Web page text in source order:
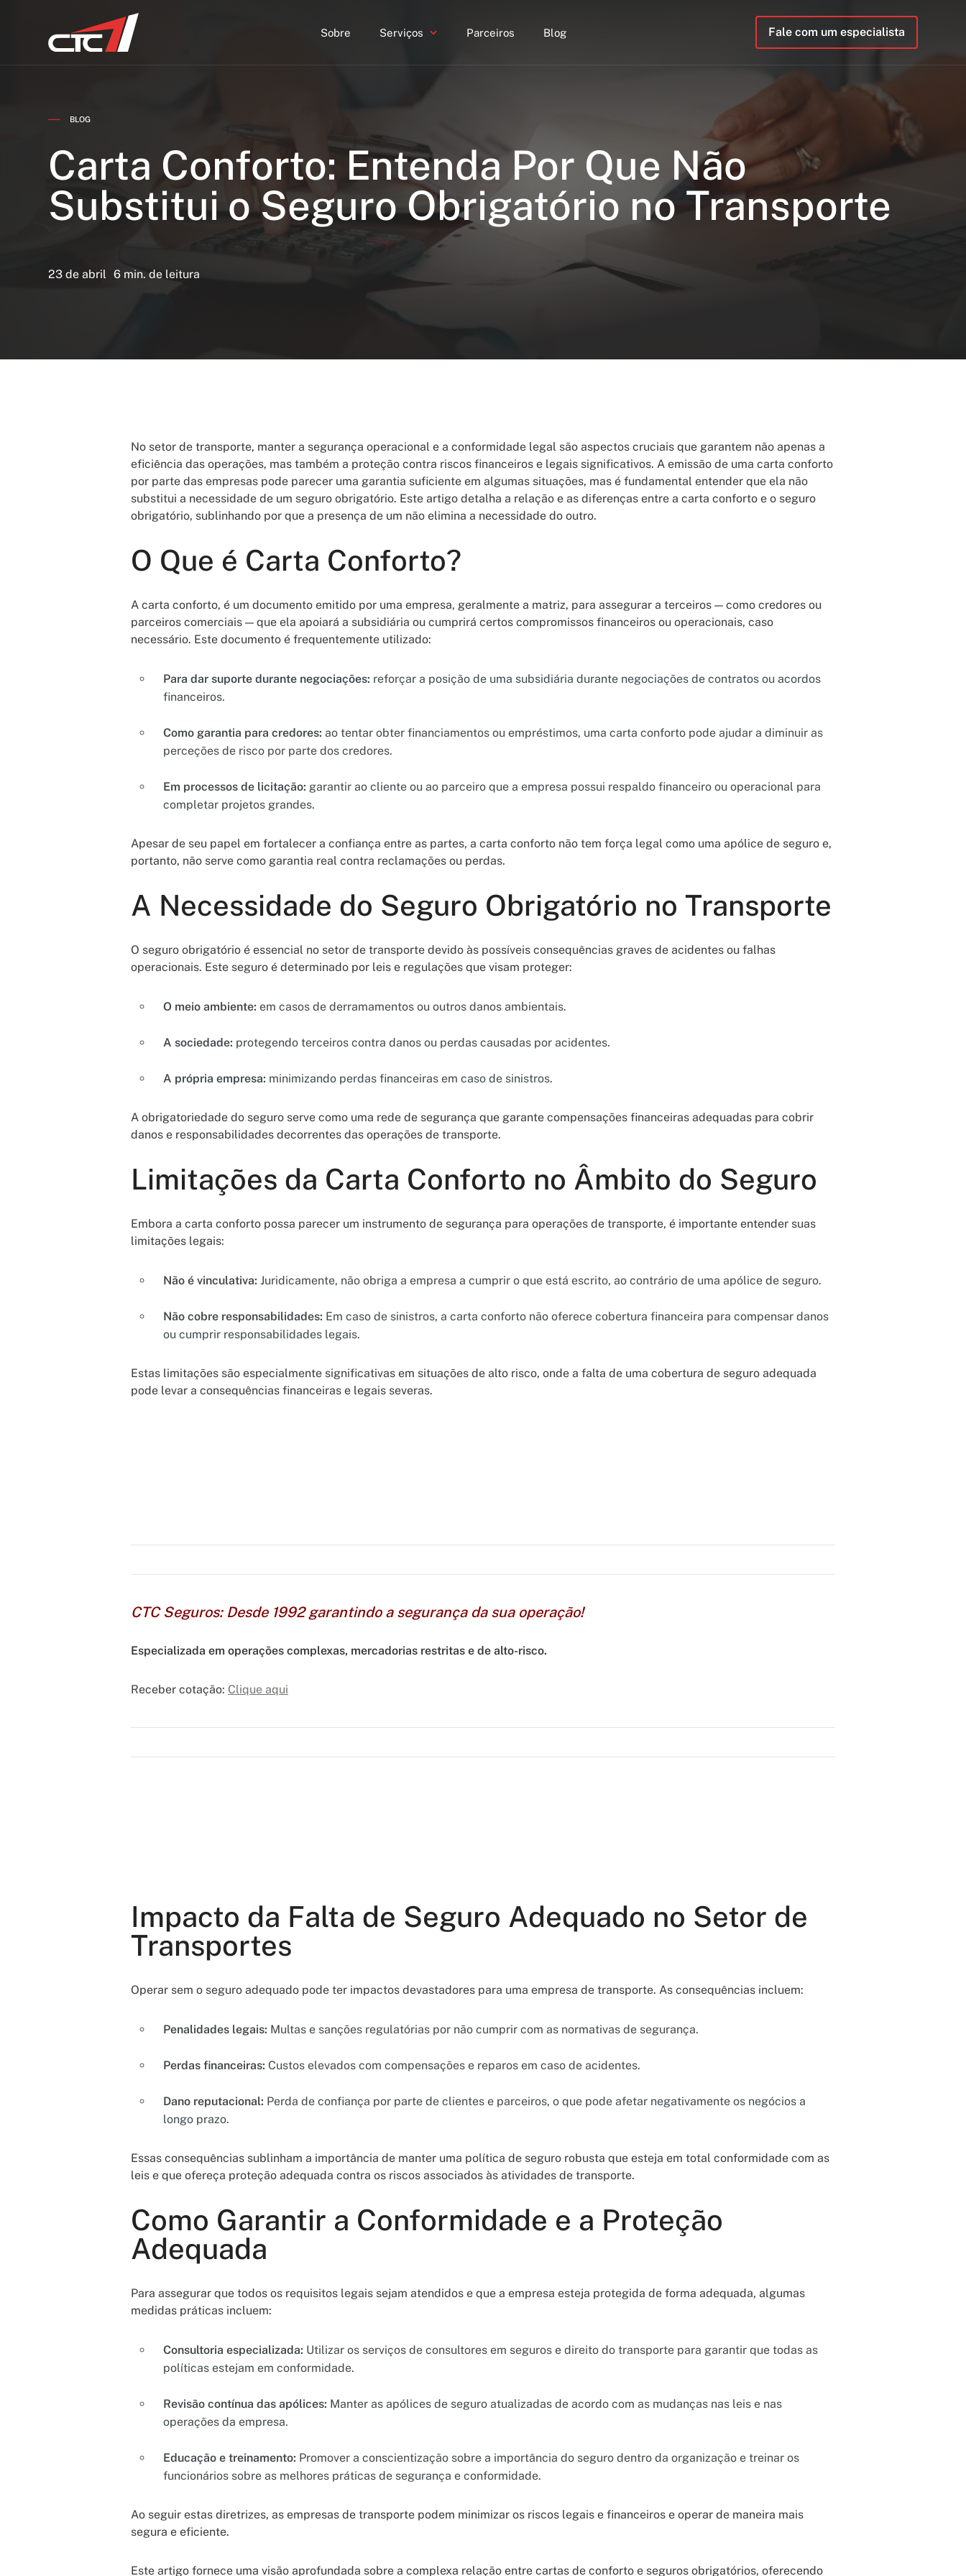
Sobre Serviços Parceiros Blog Fale com um especialista
BLOG
Carta Conforto: Entenda Por Que Não
Substitui o Seguro Obrigatório no Transporte
23 de abril 6 min. de leitura
No setor de transporte, manter a segurança operacional e a conformidade legal são aspectos cruciais que garantem não apenas a
eficiência das operações, mas também a proteção contra riscos financeiros e legais significativos. A emissão de uma carta conforto
por parte das empresas pode parecer uma garantia suficiente em algumas situações, mas é fundamental entender que ela não
substitui a necessidade de um seguro obrigatório. Este artigo detalha a relação e as diferenças entre a carta conforto e o seguro
obrigatório, sublinhando por que a presença de um não elimina a necessidade do outro.
O Que é Carta Conforto?
A carta conforto, é um documento emitido por uma empresa, geralmente a matriz, para assegurar a terceiros — como credores ou
parceiros comerciais — que ela apoiará a subsidiária ou cumprirá certos compromissos financeiros ou operacionais, caso
necessário. Este documento é frequentemente utilizado:
Para dar suporte durante negociações: reforçar a posição de uma subsidiária durante negociações de contratos ou acordos
financeiros.
Como garantia para credores: ao tentar obter financiamentos ou empréstimos, uma carta conforto pode ajudar a diminuir as
perceções de risco por parte dos credores.
Em processos de licitação: garantir ao cliente ou ao parceiro que a empresa possui respaldo financeiro ou operacional para
completar projetos grandes.
Apesar de seu papel em fortalecer a confiança entre as partes, a carta conforto não tem força legal como uma apólice de seguro e,
portanto, não serve como garantia real contra reclamações ou perdas.
A Necessidade do Seguro Obrigatório no Transporte
O seguro obrigatório é essencial no setor de transporte devido às possíveis consequências graves de acidentes ou falhas
operacionais. Este seguro é determinado por leis e regulações que visam proteger:
O meio ambiente: em casos de derramamentos ou outros danos ambientais.
A sociedade: protegendo terceiros contra danos ou perdas causadas por acidentes.
A própria empresa: minimizando perdas financeiras em caso de sinistros.
A obrigatoriedade do seguro serve como uma rede de segurança que garante compensações financeiras adequadas para cobrir
danos e responsabilidades decorrentes das operações de transporte.
Limitações da Carta Conforto no Âmbito do Seguro
Embora a carta conforto possa parecer um instrumento de segurança para operações de transporte, é importante entender suas
limitações legais:
Não é vinculativa: Juridicamente, não obriga a empresa a cumprir o que está escrito, ao contrário de uma apólice de seguro.
Não cobre responsabilidades: Em caso de sinistros, a carta conforto não oferece cobertura financeira para compensar danos
ou cumprir responsabilidades legais.
Estas limitações são especialmente significativas em situações de alto risco, onde a falta de uma cobertura de seguro adequada
pode levar a consequências financeiras e legais severas.
CTC Seguros: Desde 1992 garantindo a segurança da sua operação!
Especializada em operações complexas, mercadorias restritas e de alto-risco.
Receber cotação: Clique aqui
Impacto da Falta de Seguro Adequado no Setor de
Transportes
Operar sem o seguro adequado pode ter impactos devastadores para uma empresa de transporte. As consequências incluem:
Penalidades legais: Multas e sanções regulatórias por não cumprir com as normativas de segurança.
Perdas financeiras: Custos elevados com compensações e reparos em caso de acidentes.
Dano reputacional: Perda de confiança por parte de clientes e parceiros, o que pode afetar negativamente os negócios a
longo prazo.
Essas consequências sublinham a importância de manter uma política de seguro robusta que esteja em total conformidade com as
leis e que ofereça proteção adequada contra os riscos associados às atividades de transporte.
Como Garantir a Conformidade e a Proteção
Adequada
Para assegurar que todos os requisitos legais sejam atendidos e que a empresa esteja protegida de forma adequada, algumas
medidas práticas incluem:
Consultoria especializada: Utilizar os serviços de consultores em seguros e direito do transporte para garantir que todas as
políticas estejam em conformidade.
Revisão contínua das apólices: Manter as apólices de seguro atualizadas de acordo com as mudanças nas leis e nas
operações da empresa.
Educação e treinamento: Promover a conscientização sobre a importância do seguro dentro da organização e treinar os
funcionários sobre as melhores práticas de segurança e conformidade.
Ao seguir estas diretrizes, as empresas de transporte podem minimizar os riscos legais e financeiros e operar de maneira mais
segura e eficiente.
Este artigo fornece uma visão aprofundada sobre a complexa relação entre cartas de conforto e seguros obrigatórios, oferecendo